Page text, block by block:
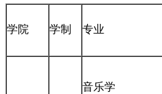
学院 学制 专业
音乐学